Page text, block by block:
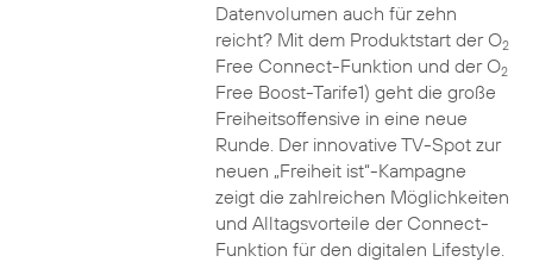
Datenvolumen auch für zehn
reicht? Mit dem Produktstart der O2
Free Connect-Funktion und der O2
Free Boost-Tarife1) geht die große
Freiheitsoffensive in eine neue
Runde. Der innovative TV-Spot zur
neuen „Freiheit ist“-Kampagne
zeigt die zahlreichen Möglichkeiten
und Alltagsvorteile der Connect-
Funktion für den digitalen Lifestyle.